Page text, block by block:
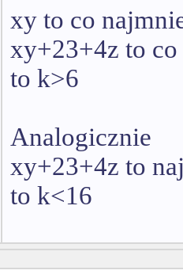
xy to co
xy+23+4z to
to k>6
Analogicznie
xy+23+4z to
to k<16